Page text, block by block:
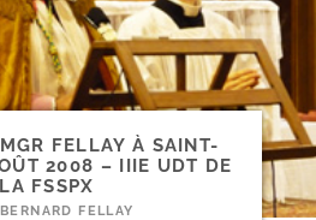
FELLAY À SAINT-​
2008 – IIIE UDT DE
LA FSSPX
FELLAY